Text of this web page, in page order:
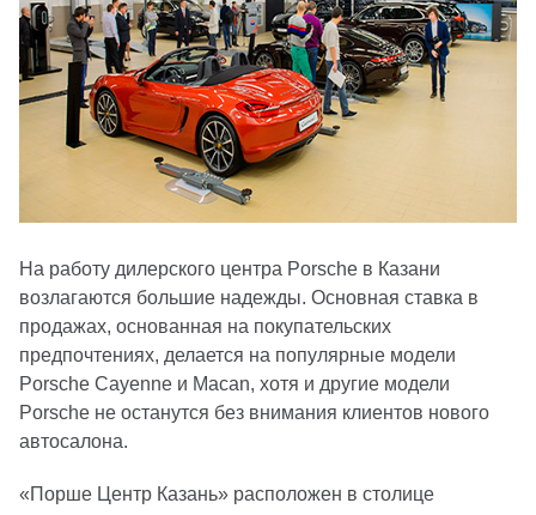
На работу дилерского центра Porsche в Казани
возлагаются большие надежды. Основная ставка в
продажах, основанная на покупательских
предпочтениях, делается на популярные модели
Porsche Cayenne и Macan, хотя и другие модели
Porsche не останутся без внимания клиентов нового
автосалона.
«Порше Центр Казань» расположен в столице